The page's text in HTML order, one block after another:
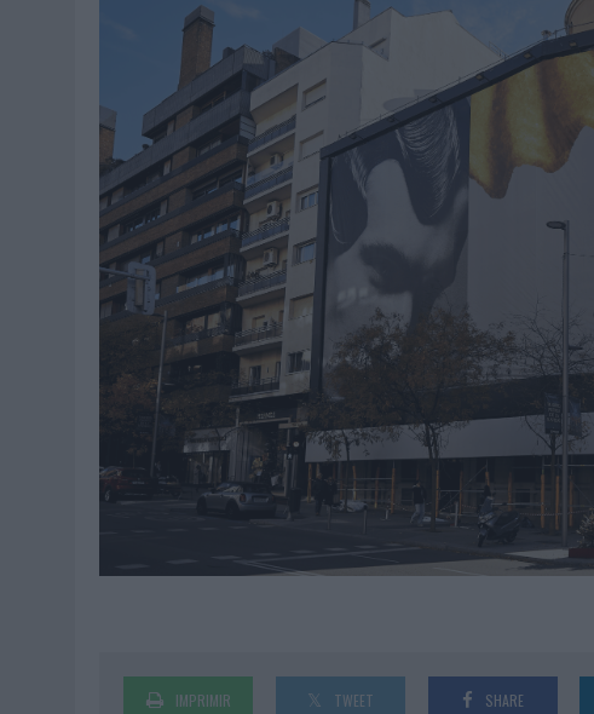
IMPRIMIR TWEET SHARE